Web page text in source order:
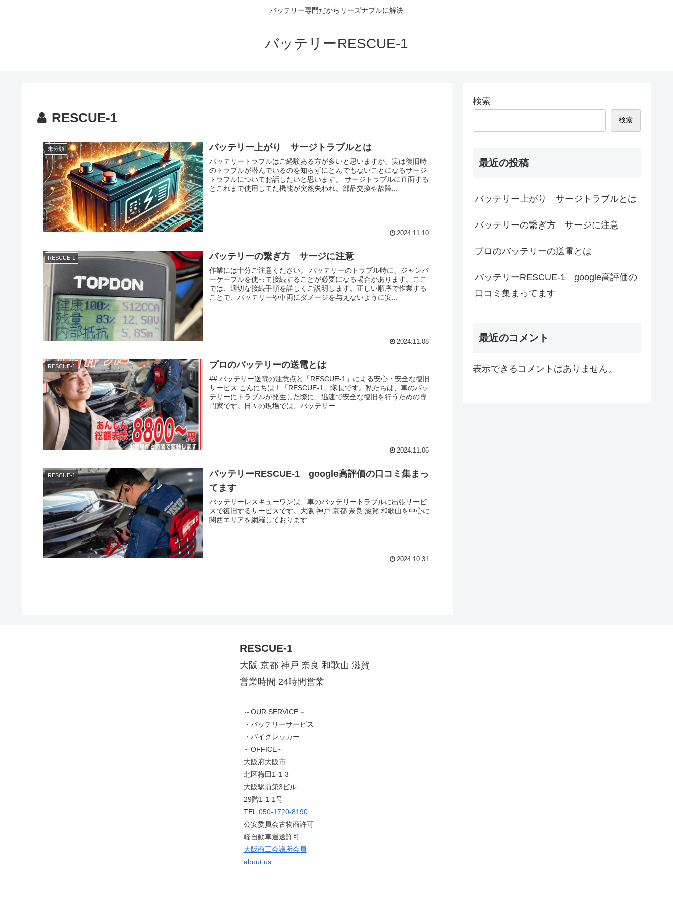
バッテリー専門だからリーズナブルに解決
バッテリーRESCUE-1
RESCUE-1
未分類 バッテリー上がり サージトラブルとは
バッテリートラブルはご経験ある方が多いと思いますが、実は復旧時
のトラブルが潜んでいるのを知らずにとんでもないことになるサージ
トラブルについてお話したいと思います。 サージトラブルに直面する
とこれまで使用してた機能が突然失われ、部品交換や故障...
2024.11.10
RESCUE-1 バッテリーの繋ぎ方 サージに注意
作業には十分ご注意ください。 バッテリーのトラブル時に、ジャンパ
ーケーブルを使って接続することが必要になる場合があります。ここ
では、適切な接続手順を詳しくご説明します。正しい順序で作業する
ことで、バッテリーや車両にダメージを与えないように安...
2024.11.08
RESCUE-1 プロのバッテリーの送電とは
## バッテリー送電の注意点と「RESCUE-1」による安心・安全な復旧
サービス こんにちは！「RESCUE-1」隊長です。私たちは、車のバッ
テリーにトラブルが発生した際に、迅速で安全な復旧を行うための専
門家です。日々の現場では、バッテリー...
2024.11.06
RESCUE-1
バッテリーRESCUE-1 google高評価の口コミ集まっ
てます
バッテリーレスキューワンは、車のバッテリートラブルに出張サービ
スで復旧するサービスです。大阪 神戸 京都 奈良 滋賀 和歌山を中心に
関西エリアを網羅しております
2024.10.31
検索
検索
最近の投稿
バッテリー上がり サージトラブルとは
バッテリーの繋ぎ方 サージに注意
プロのバッテリーの送電とは
バッテリーRESCUE-1 google高評価の
口コミ集まってます
最近のコメント
表示できるコメントはありません。
RESCUE-1
大阪 京都 神戸 奈良 和歌山 滋賀
営業時間 24時間営業
～OUR SERVICE～
・バッテリーサービス
・バイクレッカー
～OFFICE～
大阪府大阪市
北区梅田1-1-3
大阪駅前第3ビル
29階1-1-1号​
TEL 050-1720-8190
公安委員会古物商許可
軽自動車運送許可
大阪商工会議所会員
about us